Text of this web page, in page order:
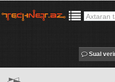
Sual